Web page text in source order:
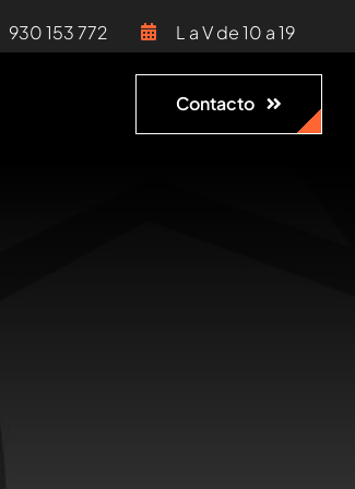
930 153 772 L a V de 10 a 19
Contacto